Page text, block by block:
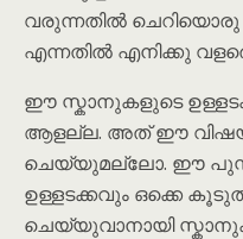
വരുന്നതിൽ
എന്നതിൽ എനിക്കു
ഈ സ്കാനുകളുടെ
ആളല്ല. അത് ഈ
ചെയ്യുമല്ലോ. ഈ
ഉള്ളടക്കവും ഒക്കെ
ചെയ്യുവാനായി